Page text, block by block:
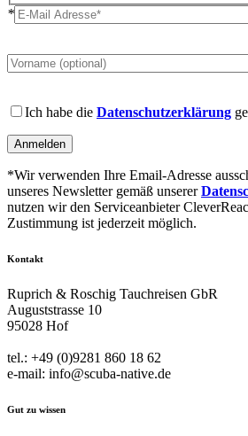
*
leave
empty.
leave
field
Ich habe die Datenschutzerklärung
*Wir verwenden Ihre Email-Adresse
unseres Newsletter gemäß unserer
nutzen wir den Serviceanbieter
Zustimmung ist jederzeit möglich.
Kontakt
Ruprich & Roschig Tauchreisen GbR
Auguststrasse 10
95028 Hof
tel.: +49 (0)9281 860 18 62
e-mail: info@scuba-native.de
Gut zu wissen